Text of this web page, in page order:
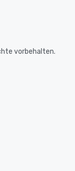
vorbehalten.